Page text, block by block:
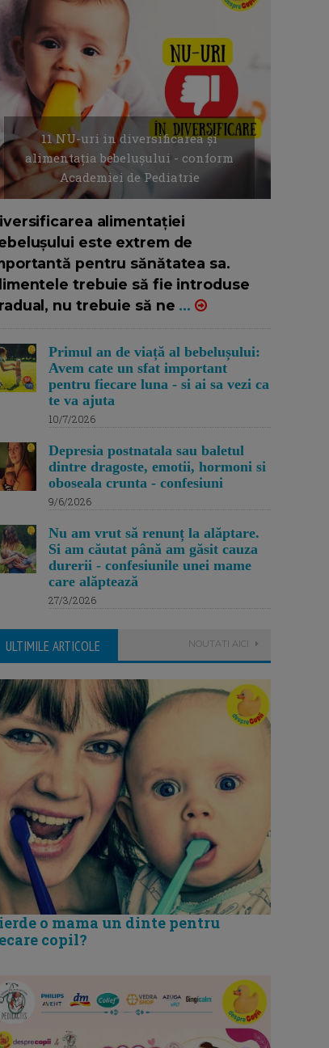
11 NU-uri in diversificarea și
alimentația bebelușului - conform
Academiei de Pediatrie
alimentației
este extrem de
pentru sănătatea sa.
trebuie să fie introduse
nu trebuie să ne ...
Primul an de viață al bebelușului:
Avem cate un sfat important
pentru fiecare luna - si ai sa vezi ca
te va ajuta
10/7/2026
Depresia postnatala sau baletul
dintre dragoste, emotii, hormoni si
oboseala crunta - confesiuni
9/6/2026
Nu am vrut să renunț la alăptare.
Si am căutat până am găsit cauza
durerii - confesiunile unei mame
care alăptează
27/3/2026
ULTIMILE ARTICOLE NOUTATI AICI
o mama un dinte pentru
copil?